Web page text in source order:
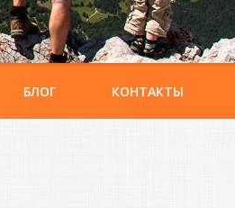
БЛОГ КОНТАКТЫ